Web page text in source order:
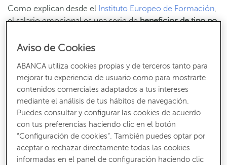
Como explican desde el Instituto Europeo de Formación,
el salario emocional es una serie debeneficios de tipo no
calidad de vida de los empleados de una empresa
valoran más unos asuntos que otros, como el aprendizaje,
la flexibilidad o el crecimiento personal.
Tipos de salario emocional: ejemplos
Para que lostrabajadores se sientan mejor valorados y
motivados, las compañías facilitan:
Aviso de Cookies
ABANCA utiliza cookies propias y de terceros tanto para
mejorar tu experiencia de usuario como para mostrarte
contenidos comerciales adaptados a tus intereses
mediante el análisis de tus hábitos de navegación.
Puedes consultar y configurar las cookies de acuerdo
con tus preferencias haciendo clic en el botón
“Configuración de cookies”. También puedes optar por
aceptar o rechazar directamente todas las cookies
informadas en el panel de configuración haciendo clic